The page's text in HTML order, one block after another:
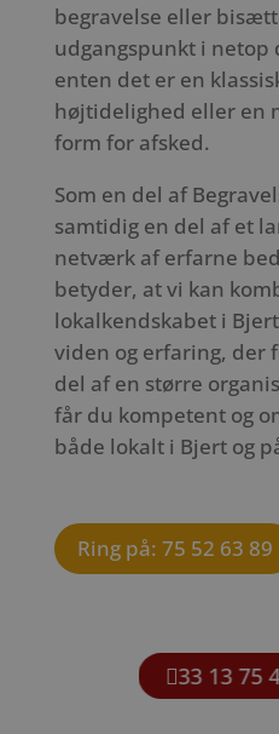
begravelse eller
udgangspunkt i netop
enten det er en
højtidelighed eller en
form for afsked.
Som en del af
samtidig en del af et
netværk af erfarne
betyder, at vi kan
lokalkendskabet i
viden og erfaring, der
del af en større
får du kompetent og
både lokalt i Bjert og
Ring på: 75 52 63 89
33 13 75